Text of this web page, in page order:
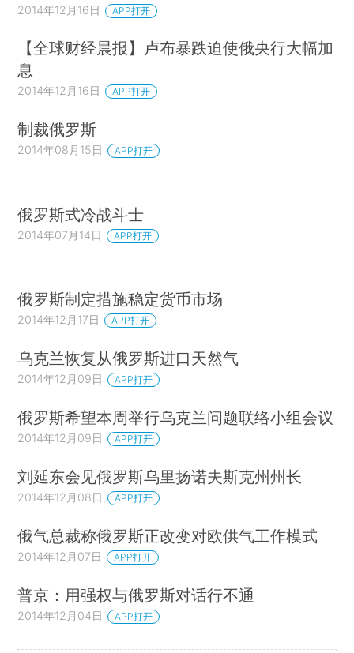
2014年12月16日 APP打开
【全球财经晨报】卢布暴跌迫使俄央行大幅加
息
2014年12月16日 APP打开
制裁俄罗斯
2014年08月15日 APP打开
俄罗斯式冷战斗士
2014年07月14日 APP打开
俄罗斯制定措施稳定货币市场
2014年12月17日 APP打开
乌克兰恢复从俄罗斯进口天然气
2014年12月09日 APP打开
俄罗斯希望本周举行乌克兰问题联络小组会议
2014年12月09日 APP打开
刘延东会见俄罗斯乌里扬诺夫斯克州州长
2014年12月08日 APP打开
俄气总裁称俄罗斯正改变对欧供气工作模式
2014年12月07日 APP打开
普京：用强权与俄罗斯对话行不通
2014年12月04日 APP打开